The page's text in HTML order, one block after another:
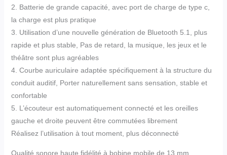
2. Batterie de grande capacité, avec port de charge de type c,
la charge est plus pratique
3. Utilisation d’une nouvelle génération de Bluetooth 5.1, plus
rapide et plus stable, Pas de retard, la musique, les jeux et le
théâtre sont plus agréables
4. Courbe auriculaire adaptée spécifiquement à la structure du
conduit auditif, Porter naturellement sans sensation, stable et
confortable
5. L’écouteur est automatiquement connecté et les oreilles
gauche et droite peuvent être commutées librement
Réalisez l’utilisation à tout moment, plus déconnecté
Qualité sonore haute fidélité à bobine mobile de 13 mm